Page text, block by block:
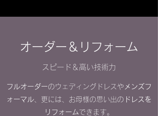
​オーダー＆リフォーム
​スピード＆高い技術力
フルオーダーのウェディングドレスや メンズフ
ォーマル 、更には、お母様の思い出の ドレスを
リフォーム できます。